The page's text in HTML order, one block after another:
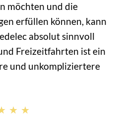
möchten und die
erfüllen können, kann
absolut sinnvoll
Freizeitfahrten ist ein
und unkompliziertere